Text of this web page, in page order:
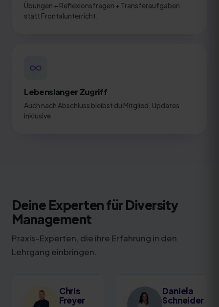
Übungen + Reflexionsfragen + Transferaufgaben
statt Frontalunterricht.
Lebenslanger Zugriff
Auch nach Abschluss bleibst du Mitglied. Updates
inklusive.
Deine Experten für Diversity
Management
Praxis-Experten, die ihre Erfahrung in den
Lehrgang einbringen.
Chris
Freyer
Daniela
Schneider